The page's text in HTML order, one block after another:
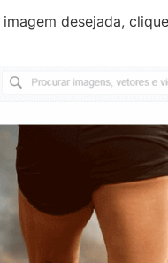
desejada,